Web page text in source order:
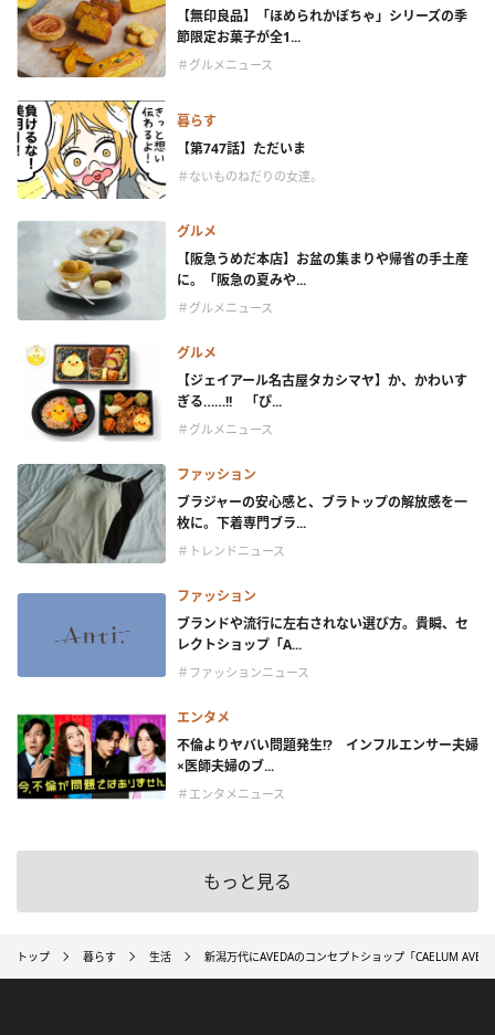
【無印良品】「ほめられかぼちゃ」シリーズの季
節限定お菓子が全1...
＃グルメニュース
暮らす
【第747話】ただいま
＃ないものねだりの女達。
グルメ
【阪急うめだ本店】お盆の集まりや帰省の手土産
に。「阪急の夏みや...
＃グルメニュース
グルメ
【ジェイアール名古屋タカシマヤ】か、かわいす
ぎる……!! 「ぴ...
＃グルメニュース
ファッション
ブラジャーの安心感と、ブラトップの解放感を一
枚に。下着専門ブラ...
＃トレンドニュース
ファッション
ブランドや流行に左右されない選び方。貴瞬、セ
レクトショップ「A...
＃ファッションニュース
エンタメ
不倫よりヤバい問題発生!? インフルエンサー夫婦
×医師夫婦のブ...
＃エンタメニュース
もっと見る
トップ 暮らす 生活 新潟万代にAVEDAのコンセプトショップ「CAELUM